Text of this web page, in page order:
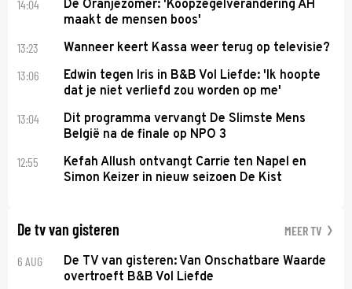
14:04
De Oranjezomer: 'Koopzegelverandering AH
maakt de mensen boos'
13:23 Wanneer keert Kassa weer terug op televisie?
13:06
Edwin tegen Iris in B&B Vol Liefde: 'Ik hoopte
dat je niet verliefd zou worden op me'
13:04
Dit programma vervangt De Slimste Mens
België na de finale op NPO 3
12:55
Kefah Allush ontvangt Carrie ten Napel en
Simon Keizer in nieuw seizoen De Kist
De tv van gisteren MEER TV
6 AUG
De TV van gisteren: Van Onschatbare Waarde
overtroeft B&B Vol Liefde